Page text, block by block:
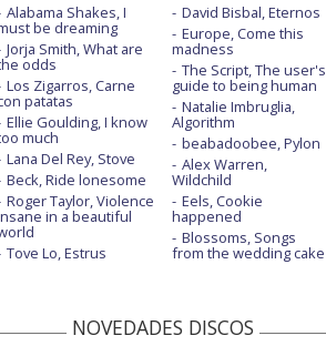
Alabama Shakes, I
be dreaming
Jorja Smith, What are
odds
Los Zigarros, Carne
patatas
Ellie Goulding, I know
much
Lana Del Rey, Stove
Beck, Ride lonesome
Roger Taylor, Violence
in a beautiful
Tove Lo, Estrus
David Bisbal, Eternos
Europe, Come this
madness
The Script, The user's
guide to being human
Natalie Imbruglia,
Algorithm
beabadoobee, Pylon
Alex Warren,
Wildchild
Eels, Cookie
happened
Blossoms, Songs
from the wedding cake
NOVEDADES DISCOS